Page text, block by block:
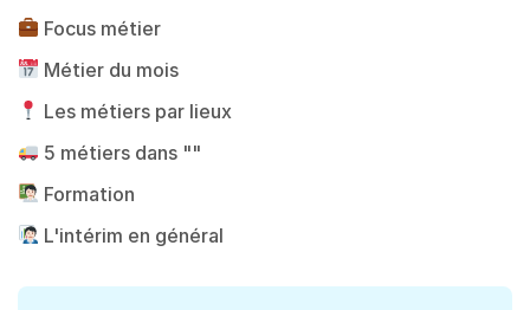
Focus métier
Métier du mois
Les métiers par lieux
5 métiers dans ""
Formation
L'intérim en général